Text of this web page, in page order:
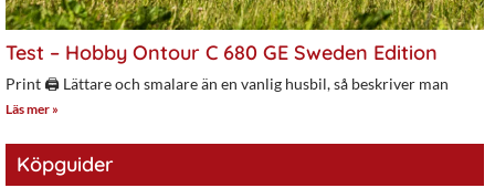
Test – Hobby Ontour C 680 GE Sweden Edition
Print 🖨 Lättare och smalare än en vanlig husbil, så beskriver man
Läs mer »
Köpguider